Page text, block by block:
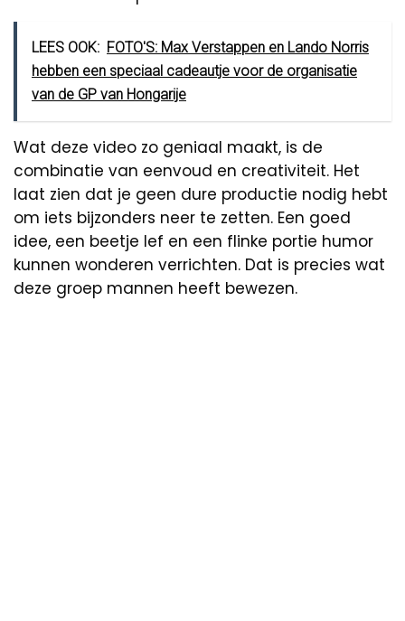
LEES OOK: FOTO'S: Max Verstappen en Lando Norris
hebben een speciaal cadeautje voor de organisatie
van de GP van Hongarije
Wat deze video zo geniaal maakt, is de
combinatie van eenvoud en creativiteit. Het
laat zien dat je geen dure productie nodig hebt
om iets bijzonders neer te zetten. Een goed
idee, een beetje lef en een flinke portie humor
kunnen wonderen verrichten. Dat is precies wat
deze groep mannen heeft bewezen.